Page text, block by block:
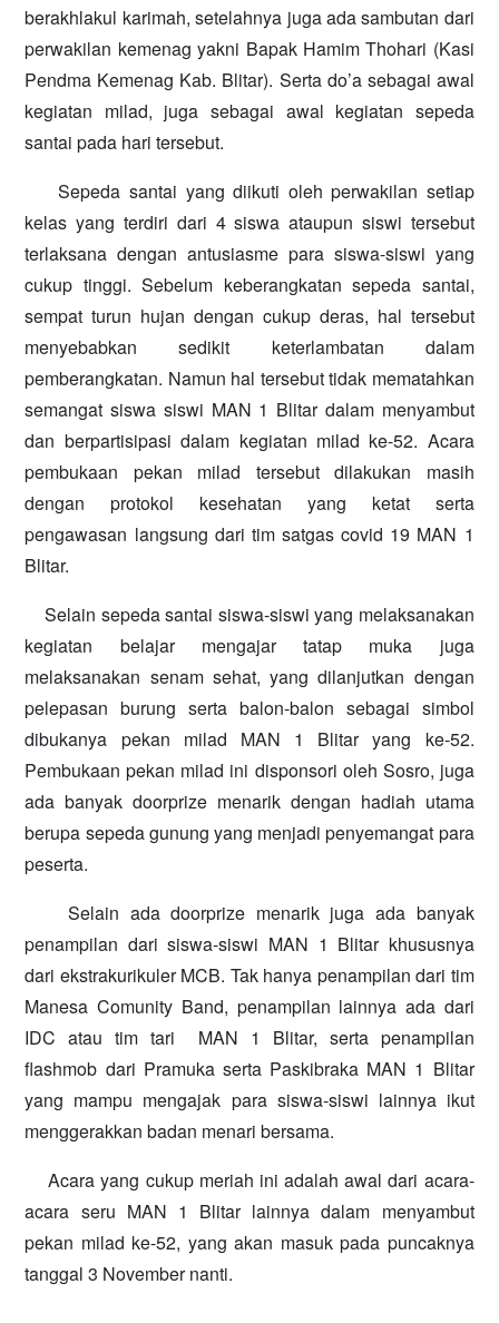
berakhlakul karimah, setelahnya juga ada sambutan dari
perwakilan kemenag yakni Bapak Hamim Thohari (Kasi
Pendma Kemenag Kab. Blitar). Serta do’a sebagai awal
kegiatan milad, juga sebagai awal kegiatan sepeda
santai pada hari tersebut.
Sepeda santai yang diikuti oleh perwakilan setiap
kelas yang terdiri dari 4 siswa ataupun siswi tersebut
terlaksana dengan antusiasme para siswa-siswi yang
cukup tinggi. Sebelum keberangkatan sepeda santai,
sempat turun hujan dengan cukup deras, hal tersebut
menyebabkan sedikit keterlambatan dalam
pemberangkatan. Namun hal tersebut tidak mematahkan
semangat siswa siswi MAN 1 Blitar dalam menyambut
dan berpartisipasi dalam kegiatan milad ke-52. Acara
pembukaan pekan milad tersebut dilakukan masih
dengan protokol kesehatan yang ketat serta
pengawasan langsung dari tim satgas covid 19 MAN 1
Blitar.
Selain sepeda santai siswa-siswi yang melaksanakan
kegiatan belajar mengajar tatap muka juga
melaksanakan senam sehat, yang dilanjutkan dengan
pelepasan burung serta balon-balon sebagai simbol
dibukanya pekan milad MAN 1 Blitar yang ke-52.
Pembukaan pekan milad ini disponsori oleh Sosro, juga
ada banyak doorprize menarik dengan hadiah utama
berupa sepeda gunung yang menjadi penyemangat para
peserta.
Selain ada doorprize menarik juga ada banyak
penampilan dari siswa-siswi MAN 1 Blitar khususnya
dari ekstrakurikuler MCB. Tak hanya penampilan dari tim
Manesa Comunity Band, penampilan lainnya ada dari
IDC atau tim tari MAN 1 Blitar, serta penampilan
flashmob dari Pramuka serta Paskibraka MAN 1 Blitar
yang mampu mengajak para siswa-siswi lainnya ikut
menggerakkan badan menari bersama.
Acara yang cukup meriah ini adalah awal dari acara-
acara seru MAN 1 Blitar lainnya dalam menyambut
pekan milad ke-52, yang akan masuk pada puncaknya
tanggal 3 November nanti.